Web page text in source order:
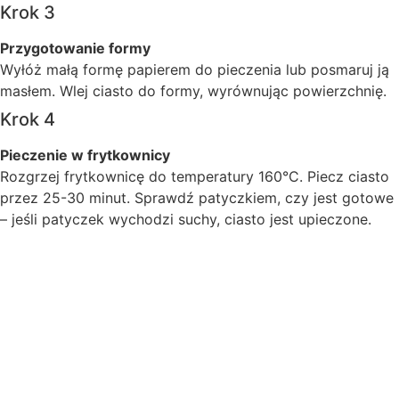
Krok 3
Przygotowanie formy
Wyłóż małą formę papierem do pieczenia lub posmaruj ją
masłem. Wlej ciasto do formy, wyrównując powierzchnię.
Krok 4
Pieczenie w frytkownicy
Rozgrzej frytkownicę do temperatury 160°C. Piecz ciasto
przez 25-30 minut. Sprawdź patyczkiem, czy jest gotowe
– jeśli patyczek wychodzi suchy, ciasto jest upieczone.